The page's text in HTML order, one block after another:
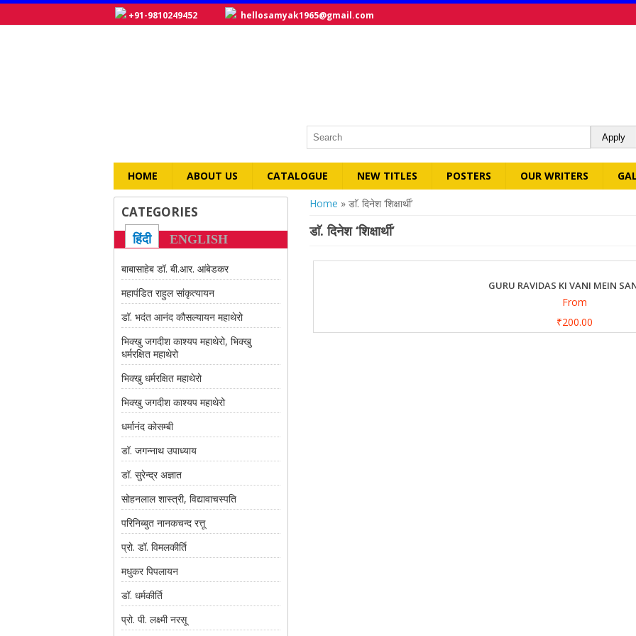
+91-9810249452 hellosamyak1965@gmail.com
HOME ABOUT US CATALOGUE NEW TITLES POSTERS OUR WRITERS
You are here
Home » डाॅ. दिनेश ‘शिक्षार्थी’
डाॅ. दिनेश ‘शिक्षार्थी’
GURU RAVIDAS KI VANI MEIN
From
₹200.00
CATEGORIES
हिंदी ENGLISH
बाबासाहेब डॉ. बी.आर. आंबेडकर
महापंडित राहुल सांकृत्यायन
डॉ. भदंत आनंद कौसल्यायन महाथेरो
भिक्खु जगदीश काश्यप महाथेरो, भिक्खु
धर्मरक्षित महाथेरो
भिक्खु धर्मरक्षित महाथेरो
भिक्खु जगदीश काश्यप महाथेरो
धर्मानंद कोसम्बी
डॉ. जगन्नाथ उपाध्याय
डॉ. सुरेन्द्र अज्ञात
सोहनलाल शास्त्री, विद्यावाचस्पति
परिनिब्बुत नानकचन्द रत्तू
प्रो. डॉ. विमलकीर्ति
मधुकर पिपलायन
डॉ. धर्मकीर्ति
प्रो. पी. लक्ष्मी नरसू